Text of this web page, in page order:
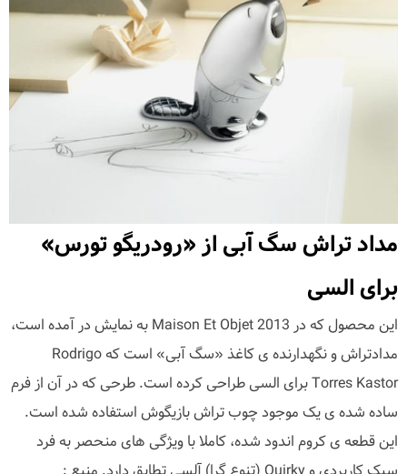
مداد تراش سگ آبی از «رودریگو تورس»
برای السی
این محصول که در Maison Et Objet 2013 به نمایش در آمده است،
مدادتراش و نگهدارنده ی کاغذ «سگ آبی» است که Rodrigo
Torres Kastor برای السی طراحی کرده است. طرحی که در آن از فرم
ساده شده ی یک موجود چوب تراش بازیگوش استفاده شده است.
این قطعه ی کروم اندود شده، کاملا با ویژگی های منحصر به فرد